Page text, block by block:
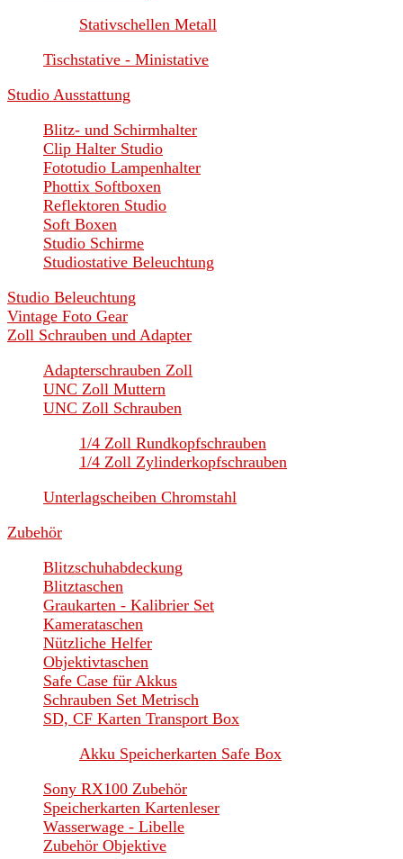
Stativschellen Metall
Tischstative - Ministative
Studio Ausstattung
Blitz- und Schirmhalter
Clip Halter Studio
Fototudio Lampenhalter
Phottix Softboxen
Reflektoren Studio
Soft Boxen
Studio Schirme
Studiostative Beleuchtung
Studio Beleuchtung
Vintage Foto Gear
Zoll Schrauben und Adapter
Adapterschrauben Zoll
UNC Zoll Muttern
UNC Zoll Schrauben
1/4 Zoll Rundkopfschrauben
1/4 Zoll Zylinderkopfschrauben
Unterlagscheiben Chromstahl
Zubehör
Blitzschuhabdeckung
Blitztaschen
Graukarten - Kalibrier Set
Kamerataschen
Nützliche Helfer
Objektivtaschen
Safe Case für Akkus
Schrauben Set Metrisch
SD, CF Karten Transport Box
Akku Speicherkarten Safe Box
Sony RX100 Zubehör
Speicherkarten Kartenleser
Wasserwage - Libelle
Zubehör Objektive